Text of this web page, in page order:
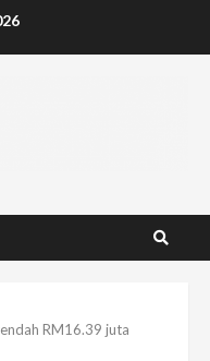
RM16.39 juta